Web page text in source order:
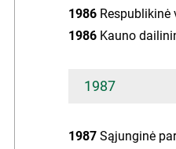
1986
1986 Kauno
1987
1987 Sąjunginė